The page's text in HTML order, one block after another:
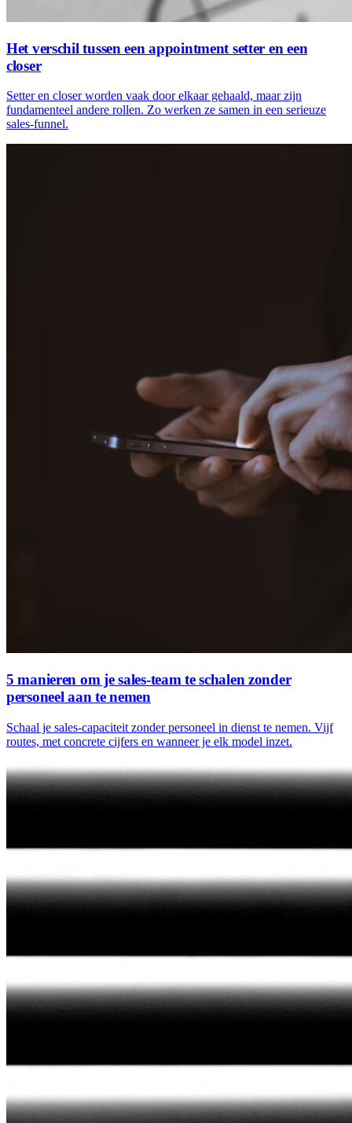
Het verschil tussen een appointment setter en een
closer
Setter en closer worden vaak door elkaar gehaald, maar zijn
fundamenteel andere rollen. Zo werken ze samen in een serieuze
sales-funnel.
5 manieren om je sales-team te schalen zonder
personeel aan te nemen
Schaal je sales-capaciteit zonder personeel in dienst te nemen. Vijf
routes, met concrete cijfers en wanneer je elk model inzet.